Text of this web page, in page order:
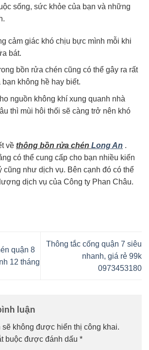
sống, sức khỏe của bạn và những
cảm giác khó chịu bực mình mỗi khi
bát.
bồn rửa chén cũng có thể gây ra rất
không hề hay biết.
nguồn không khí xung quanh nhà
thì mùi hôi thối sẽ càng trở nên khó
về thông bồn rửa chén Long An .
có thể cung cấp cho bạn nhiều kiến
cũng như dịch vụ. Bên cạnh đó có thể
dịch vụ của Công ty Phan Châu.
quận 8
12 tháng
Thông tắc cống quận 7 siêu
nhanh, giá rẻ 99k
0973453180
luận
sẽ không được hiển thị công khai.
buộc được đánh dấu *